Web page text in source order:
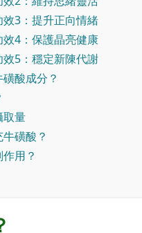
效3：提升正向情緒
效4：保護晶亮健康
效5：穩定新陳代謝
酸成分？
取量
磺酸？
用？